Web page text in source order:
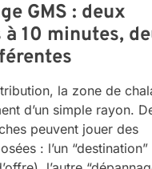
GMS : deux
à 10 minutes,
la zone de
d’un simple rayon.
peuvent jouer des
: l’un